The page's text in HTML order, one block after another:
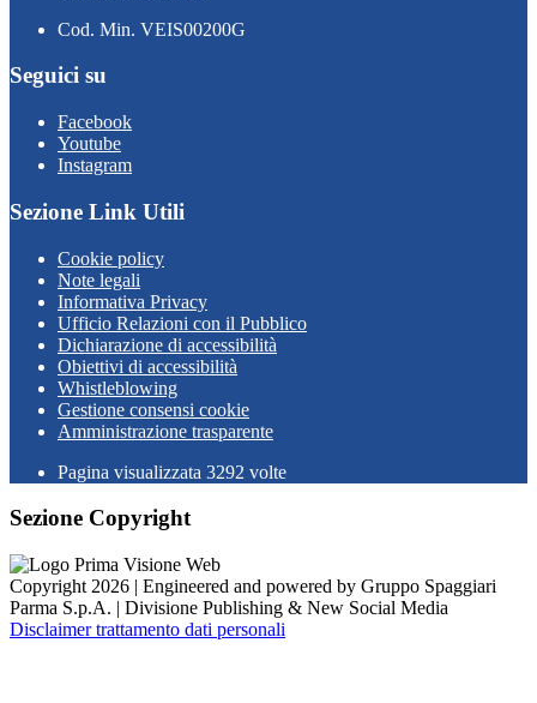
Cod. Min. VEIS00200G
Seguici su
Facebook
Youtube
Instagram
Sezione Link Utili
Cookie policy
Note legali
Informativa Privacy
Ufficio Relazioni con il Pubblico
Dichiarazione di accessibilità
Obiettivi di accessibilità
Whistleblowing
Gestione consensi cookie
Amministrazione trasparente
Pagina visualizzata 3292 volte
Sezione Copyright
Copyright 2026 | Engineered and powered by Gruppo Spaggiari
Parma S.p.A. | Divisione Publishing & New Social Media
Disclaimer trattamento dati personali